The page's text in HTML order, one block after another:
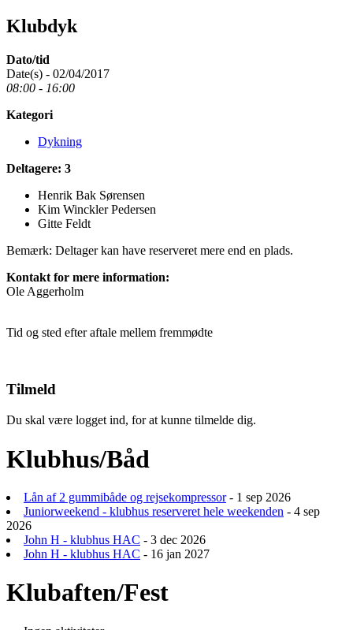
Klubdyk
Dato/tid
Date(s) - 02/04/2017
08:00 - 16:00
Kategori
Dykning
Deltagere: 3
Henrik Bak Sørensen
Kim Winckler Pedersen
Gitte Feldt
Bemærk: Deltager kan have reserveret mere end en plads.
Kontakt for mere information:
Ole Aggerholm
Tid og sted efter aftale mellem fremmødte
Tilmeld
Du skal være logget ind, for at kunne tilmelde dig.
Klubhus/Båd
Lån af 2 gummibåde og rejsekompressor- 1 sep 2026
Juniorweekend - klubhus reserveret hele weekenden - 4 sep
2026
John H - klubhus HAC - 3 dec 2026
John H - klubhus HAC - 16 jan 2027
Klubaften/Fest